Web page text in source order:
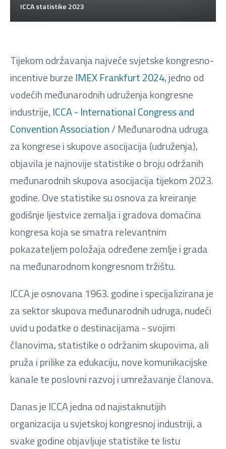
ICCA statistike 2023
Tijekom održavanja najveće svjetske kongresno-
incentive burze IMEX Frankfurt 2024, jedno od
vodećih međunarodnih udruženja kongresne
industrije, ICCA - International Congress and
Convention Association/ Međunarodna udruga
za kongrese i skupove asocijacija (udruženja),
objavila je najnovije statistike o broju održanih
međunarodnih skupova asocijacija tijekom 2023.
godine. Ove statistike su osnova za kreiranje
godišnje ljestvice zemalja i gradova domaćina
kongresa koja se smatra relevantnim
pokazateljem položaja određene zemlje i grada
na međunarodnom kongresnom tržištu.
ICCA je osnovana 1963. godine i specijalizirana je
za sektor skupova međunarodnih udruga, nudeći
uvid u podatke o destinacijama - svojim
članovima, statistike o održanim skupovima, ali
pruža i prilike za edukaciju, nove komunikacijske
kanale te poslovni razvoj i umrežavanje članova.
Danas je ICCA jedna od najistaknutijih
organizacija u svjetskoj kongresnoj industriji, a
svake godine objavljuje statistike te listu